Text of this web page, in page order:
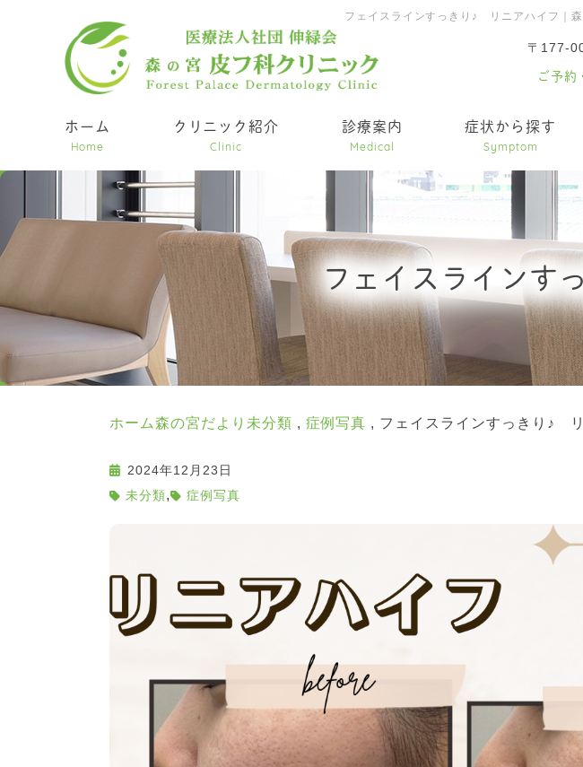
フェイスラインすっきり♪ リニアハイフ｜
〒177-
ご予約
ホーム
Home
クリニック紹介
Clinic
診療案内
Medical
症状から探す
Symptom
フェイスライン
ホーム森の宮だより 未分類 症例写真 フェイスラインすっきり♪
2024年12月23日
未分類 , 症例写真